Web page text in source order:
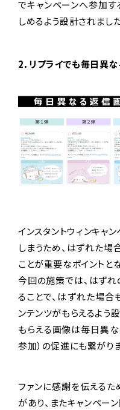
でキャンペーンへ参加
しめるよう設計されました
2．リプライでも毎日異
インスタントウィンキャ
しまうため、はずれた場
ことが重要なポイントと
今回の施策では、はず
ることで、はずれた場
ンテンツがもらえるよう
もらえる画像は毎日異な
参加）の促進にも繋がり
ファンに感謝を伝える
があり、またキャンペー